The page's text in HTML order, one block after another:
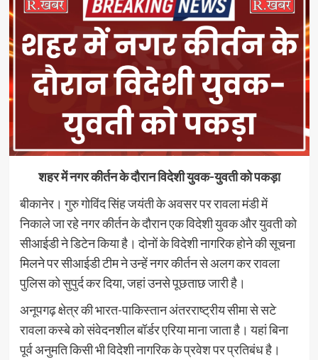
शहर में नगर कीर्तन के दौरान विदेशी युवक-युवती को पकड़ा
बीकानेर। गुरु गोविंद सिंह जयंती के अवसर पर रावला मंडी में
निकाले जा रहे नगर कीर्तन के दौरान एक विदेशी युवक और युवती को
सीआईडी ने डिटेन किया है। दोनों के विदेशी नागरिक होने की सूचना
मिलने पर सीआईडी टीम ने उन्हें नगर कीर्तन से अलग कर रावला
पुलिस को सुपुर्द कर दिया, जहां उनसे पूछताछ जारी है।
अनूपगढ़ क्षेत्र की भारत-पाकिस्तान अंतरराष्ट्रीय सीमा से सटे
रावला कस्बे को संवेदनशील बॉर्डर एरिया माना जाता है। यहां बिना
पूर्व अनुमति किसी भी विदेशी नागरिक के प्रवेश पर प्रतिबंध है।